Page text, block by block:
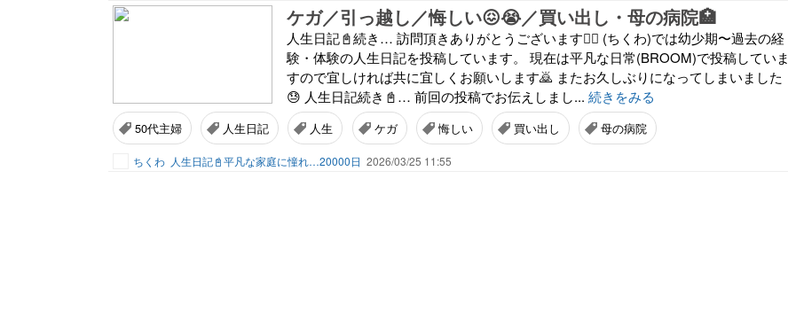
ケガ／引っ越し／悔しい😖😭／買い出し・母の病院🏥
人生日記📓続き… 訪問頂きありがとうございます🙇‍♀️ (ちくわ)では幼少期〜過去の経
験・体験の人生日記を投稿しています。 現在は平凡な日常(BROOM)で投稿していま
すので宜しければ共に宜しくお願いします🙇 またお久しぶりになってしまいました
😓 人生日記続き📓… 前回の投稿でお伝えしまし... 続きをみる
50代主婦 人生日記 人生 ケガ 悔しい 買い出し 母の病院
ちくわ 人生日記📓平凡な家庭に憧れ…20000日 2026/03/25 11:55